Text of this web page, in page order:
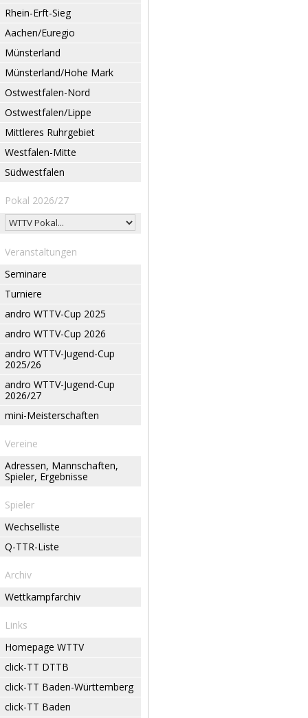
Rhein-Erft-Sieg
Aachen/Euregio
Münsterland
Münsterland/Hohe Mark
Ostwestfalen-Nord
Ostwestfalen/Lippe
Mittleres Ruhrgebiet
Westfalen-Mitte
Südwestfalen
Pokal 2026/27
Veranstaltungen
Seminare
Turniere
andro WTTV-Cup 2025
andro WTTV-Cup 2026
andro WTTV-Jugend-Cup
2025/26
andro WTTV-Jugend-Cup
2026/27
mini-Meisterschaften
Vereine
Adressen, Mannschaften,
Spieler, Ergebnisse
Spieler
Wechselliste
Q-TTR-Liste
Archiv
Wettkampfarchiv
Links
Homepage WTTV
click-TT DTTB
click-TT Baden-Württemberg
click-TT Baden